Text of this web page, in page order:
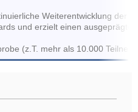
Weiterentwicklung der
und erzielt einen
(z.T. mehr als 10.000